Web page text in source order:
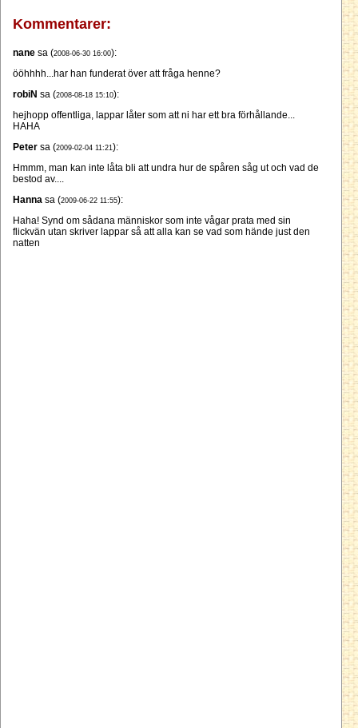
Kommentarer:
nane sa (2008-06-30 16:00):
ööhhhh...har han funderat över att fråga henne?
robiN sa (2008-08-18 15:10):
hejhopp offentliga, lappar låter som att ni har ett bra förhållande...
HAHA
Peter sa (2009-02-04 11:21):
Hmmm, man kan inte låta bli att undra hur de spåren såg ut och vad de
bestod av....
Hanna sa (2009-06-22 11:55):
Haha! Synd om sådana människor som inte vågar prata med sin
flickvän utan skriver lappar så att alla kan se vad som hände just den
natten